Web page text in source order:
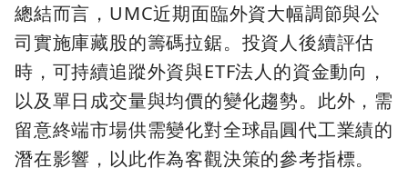
總結而言，UMC近期面臨外資大幅調節與公
司實施庫藏股的籌碼拉鋸。投資人後續評估
時，可持續追蹤外資與ETF法人的資金動向，
以及單日成交量與均價的變化趨勢。此外，需
留意終端市場供需變化對全球晶圓代工業績的
潛在影響，以此作為客觀決策的參考指標。